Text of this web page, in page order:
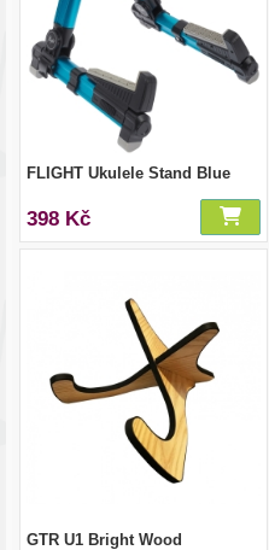
FLIGHT Ukulele Stand Blue
398 Kč
GTR U1 Bright Wood